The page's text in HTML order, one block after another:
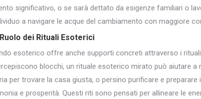
significativo, o se sarà dettato da esigenze familiari o
a navigare le acque del cambiamento con maggiore
dei Rituali Esoterici
esoterico offre anche supporti concreti attraverso i
blocchi, un rituale esoterico mirato può aiutare a
per trovare la casa giusta, o persino purificare e
e prosperità. Questi riti sono pensati per allineare le